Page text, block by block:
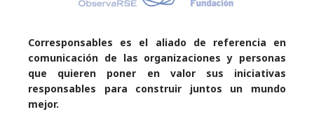
Corresponsables es el aliado de referencia en
comunicación de las organizaciones y personas
que quieren poner en valor sus iniciativas
responsables para construir juntos un mundo
mejor.